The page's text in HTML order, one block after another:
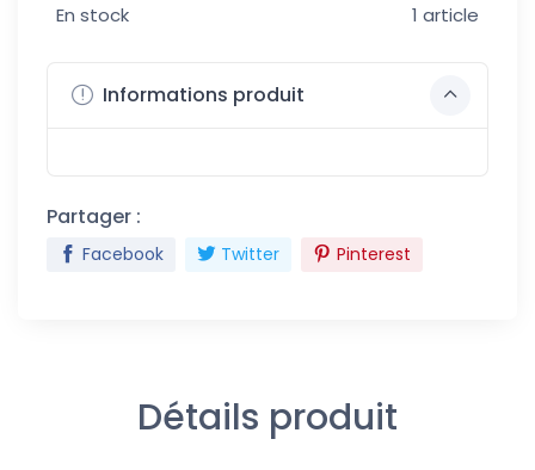
En stock 1 article
Informations produit
Partager :
Facebook Twitter Pinterest
Détails produit